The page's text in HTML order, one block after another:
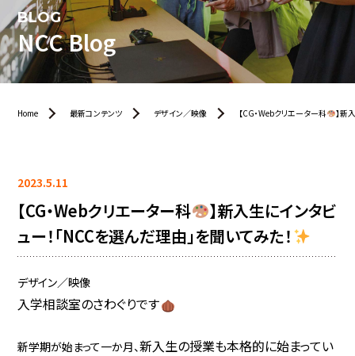
BLOG
NCC Blog
Home 最新コンテンツ デザイン／映像 【CG・Webクリエーター科 】新
2023.5.11
【CG・Webクリエーター科
】新入生にインタビ
ュー！「NCCを選んだ理由」を聞いてみた！
デザイン／映像
入学相談室のさわぐりです
新学期が始まって一か月、新入生の授業も本格的に始まってい